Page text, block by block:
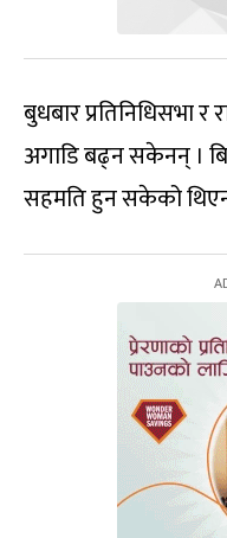
बुधबार प्रतिनिधिसभा
अगाडि बढ्न सकेनन् ।
सहमति हुन सकेको